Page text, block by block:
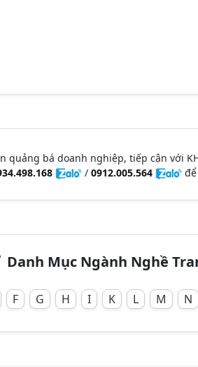
quảng bá doanh nghiệp, tiếp cận với
/ 0912.005.564 để
Danh Mục Ngành Nghề
F G H I K L M N